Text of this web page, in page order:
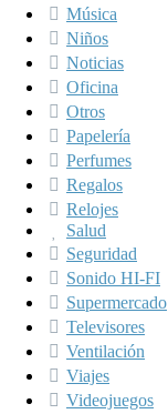
Música
Niños
Noticias
Oficina
Otros
Papelería
Perfumes
Regalos
Relojes
Salud
Seguridad
Sonido HI-FI
Supermercado
Televisores
Ventilación
Viajes
Videojuegos